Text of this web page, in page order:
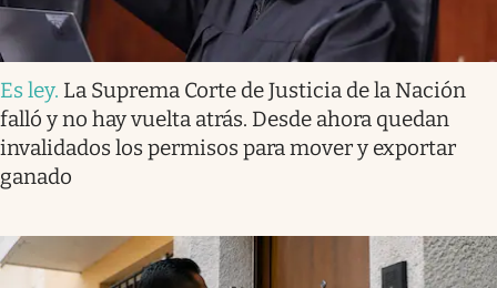
Es ley. La Suprema Corte de Justicia de la Nación
falló y no hay vuelta atrás. Desde ahora quedan
invalidados los permisos para mover y exportar
ganado